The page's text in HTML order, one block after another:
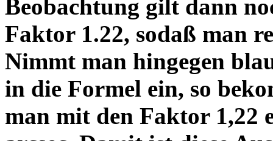
Beobachtung gilt dann
Faktor 1.22, sodaß man
Nimmt man hingegen
in die Formel ein, so
man mit den Faktor 1,22